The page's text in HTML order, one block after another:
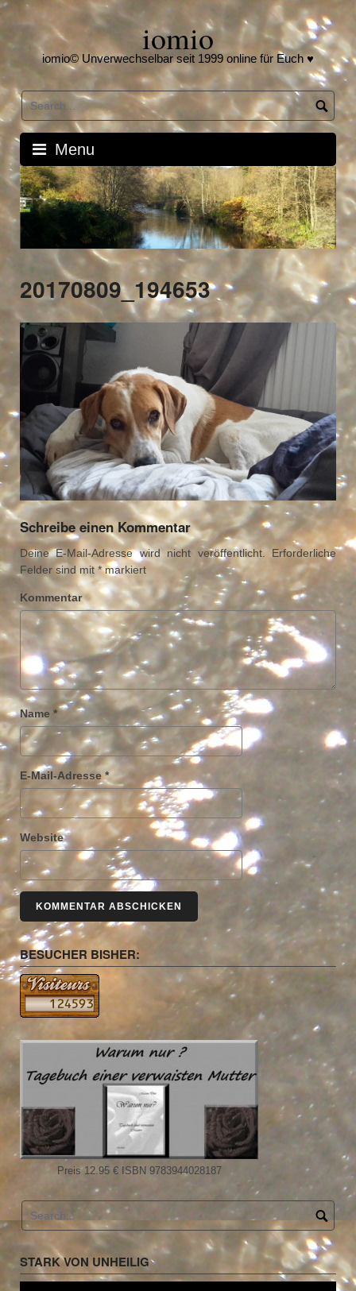
Skip
content
iomio
iomio© Unverwechselbar seit 1999 online für Euch ♥
Menu
20170809_194653
Schreibe einen Kommentar
Deine E-Mail-Adresse wird nicht veröffentlicht.Erforderliche
Felder sind mit*markiert
Kommentar
Name *
E-Mail-Adresse*
Website
BESUCHER BISHER:
Preis 12.95 € ISBN 9783944028187
STARK VON UNHEILIG